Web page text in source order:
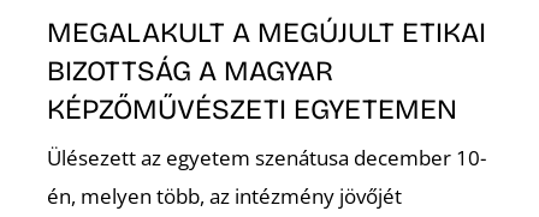
MEGALAKULT A MEGÚJULT ETIKAI
BIZOTTSÁG A MAGYAR
KÉPZŐMŰVÉSZETI EGYETEMEN
Ülésezett az egyetem szenátusa december 10-
én, melyen több, az intézmény jövőjét